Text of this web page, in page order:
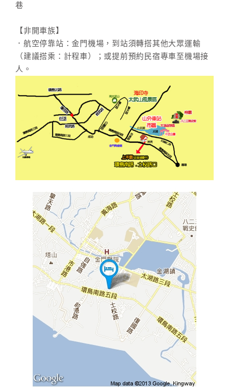
巷
【非開車族】
．航空停靠站：金門機場，到站須轉搭其他大眾運輸
（建議搭乘：計程車）；或提前預約民宿專車至機場接
人。